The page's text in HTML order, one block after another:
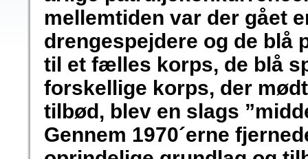
mellemtiden var der gået
drengespejdere og de blå
til et fælles korps, de blå
forskellige korps, der
tilbød, blev en slags
Gennem 1970´erne